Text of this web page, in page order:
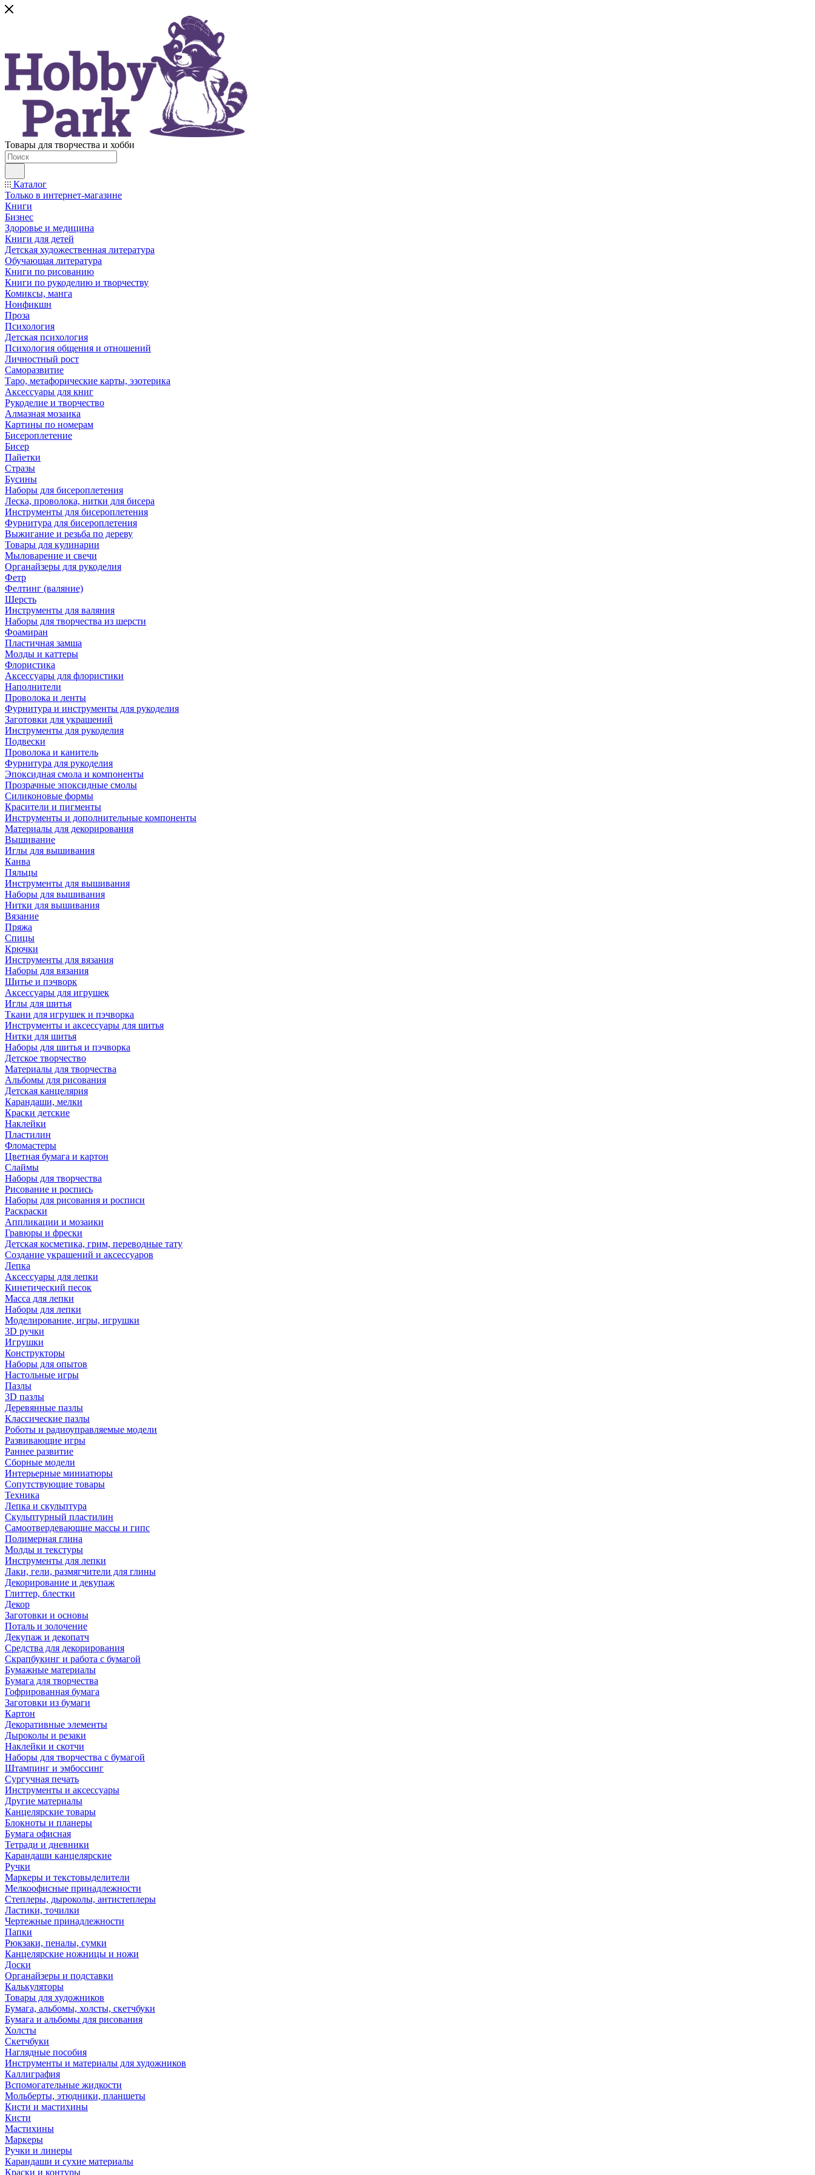
Товары для творчества и хобби
Каталог
Только в интернет-магазине
Книги
Бизнес
Здоровье и медицина
Книги для детей
Детская художественная литература
Обучающая литература
Книги по рисованию
Книги по рукоделию и творчеству
Комиксы, манга
Нонфикшн
Проза
Психология
Детская психология
Психология общения и отношений
Личностный рост
Саморазвитие
Таро, метафорические карты, эзотерика
Аксессуары для книг
Рукоделие и творчество
Алмазная мозаика
Картины по номерам
Бисероплетение
Бисер
Пайетки
Стразы
Бусины
Наборы для бисероплетения
Леска, проволока, нитки для бисера
Инструменты для бисероплетения
Фурнитура для бисероплетения
Выжигание и резьба по дереву
Товары для кулинарии
Мыловарение и свечи
Органайзеры для рукоделия
Фетр
Фелтинг (валяние)
Шерсть
Инструменты для валяния
Наборы для творчества из шерсти
Фоамиран
Пластичная замша
Молды и каттеры
Флористика
Аксессуары для флористики
Наполнители
Проволока и ленты
Фурнитура и инструменты для рукоделия
Заготовки для украшений
Инструменты для рукоделия
Подвески
Проволока и канитель
Фурнитура для рукоделия
Эпоксидная смола и компоненты
Прозрачные эпоксидные смолы
Силиконовые формы
Красители и пигменты
Инструменты и дополнительные компоненты
Материалы для декорирования
Вышивание
Иглы для вышивания
Канва
Пяльцы
Инструменты для вышивания
Наборы для вышивания
Нитки для вышивания
Вязание
Пряжа
Спицы
Крючки
Инструменты для вязания
Наборы для вязания
Шитье и пэчворк
Аксессуары для игрушек
Иглы для шитья
Ткани для игрушек и пэчворка
Инструменты и аксессуары для шитья
Нитки для шитья
Наборы для шитья и пэчворка
Детское творчество
Материалы для творчества
Альбомы для рисования
Детская канцелярия
Карандаши, мелки
Краски детские
Наклейки
Пластилин
Фломастеры
Цветная бумага и картон
Слаймы
Наборы для творчества
Рисование и роспись
Наборы для рисования и росписи
Раскраски
Аппликации и мозаики
Гравюры и фрески
Детская косметика, грим, переводные тату
Создание украшений и аксессуаров
Лепка
Аксессуары для лепки
Кинетический песок
Масса для лепки
Наборы для лепки
Моделирование, игры, игрушки
3D ручки
Игрушки
Конструкторы
Наборы для опытов
Настольные игры
Пазлы
3D пазлы
Деревянные пазлы
Классические пазлы
Роботы и радиоуправляемые модели
Развивающие игры
Раннее развитие
Сборные модели
Интерьерные миниатюры
Сопутствующие товары
Техника
Лепка и скульптура
Скульптурный пластилин
Самоотвердевающие массы и гипс
Полимерная глина
Молды и текстуры
Инструменты для лепки
Лаки, гели, размягчители для глины
Декорирование и декупаж
Глиттер, блестки
Декор
Заготовки и основы
Поталь и золочение
Декупаж и декопатч
Средства для декорирования
Скрапбукинг и работа с бумагой
Бумажные материалы
Бумага для творчества
Гофрированная бумага
Заготовки из бумаги
Картон
Декоративные элементы
Дыроколы и резаки
Наклейки и скотчи
Наборы для творчества с бумагой
Штампинг и эмбоссинг
Сургучная печать
Инструменты и аксессуары
Другие материалы
Канцелярские товары
Блокноты и планеры
Бумага офисная
Тетради и дневники
Карандаши канцелярские
Ручки
Маркеры и текстовыделители
Мелкоофисные принадлежности
Степлеры, дыроколы, антистеплеры
Ластики, точилки
Чертежные принадлежности
Папки
Рюкзаки, пеналы, сумки
Канцелярские ножницы и ножи
Доски
Органайзеры и подставки
Калькуляторы
Товары для художников
Бумага, альбомы, холсты, скетчбуки
Бумага и альбомы для рисования
Холсты
Скетчбуки
Наглядные пособия
Инструменты и материалы для художников
Каллиграфия
Вспомогательные жидкости
Мольберты, этюдники, планшеты
Кисти и мастихины
Кисти
Мастихины
Маркеры
Ручки и линеры
Карандаши и сухие материалы
Краски и контуры